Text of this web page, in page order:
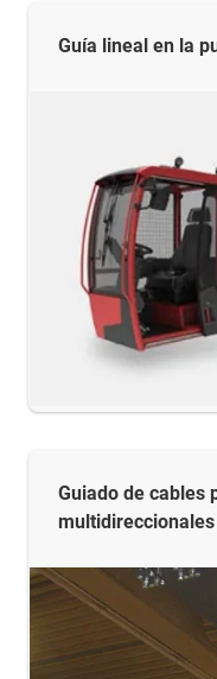
Guía lineal en la
Guiado de cables
multidireccionales